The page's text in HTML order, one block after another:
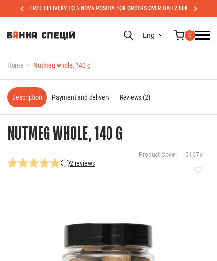
FREE DELIVERY TO A NOVA POSHTA FOR ORDERS OVER UAH 2,000
Eng 0
Home Nutmeg whole, 140 g
NUTMEG WHOLE, 140 G
2 reviews
Product Code: 01076
Description Payment and delivery Reviews (2)